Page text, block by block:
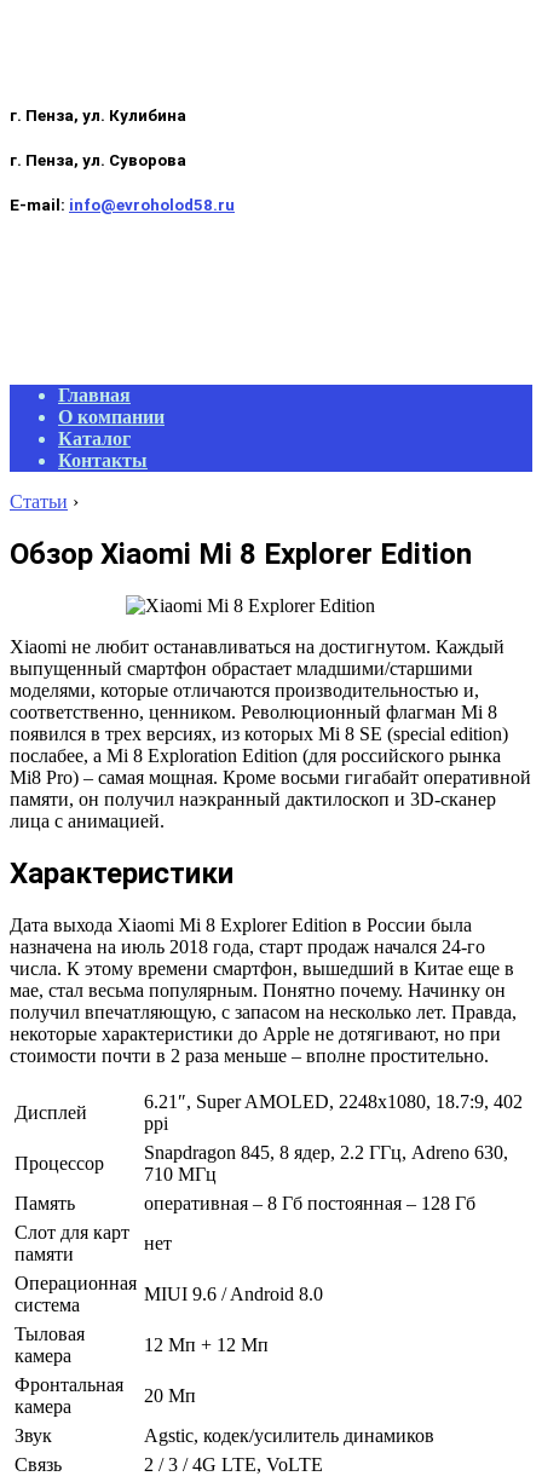
г. Пенза, ул. Кулибина
г. Пенза, ул. Суворова
E-mail: info@evroholod58.ru
Primary
Navigation
Menu
Главная
О компании
Каталог
Контакты
Статьи ›
Обзор Xiaomi Mi 8 Explorer Edition
Xiaomi не любит останавливаться на достигнутом. Каждый
выпущенный смартфон обрастает младшими/старшими
моделями, которые отличаются производительностью и,
соответственно, ценником. Революционный флагман Mi 8
появился в трех версиях, из которых Mi 8 SE (special edition)
послабее, а Mi 8 Exploration Edition (для российского рынка
Mi8 Pro) – самая мощная. Кроме восьми гигабайт оперативной
памяти, он получил наэкранный дактилоскоп и 3D-сканер
лица с анимацией.
Характеристики
Дата выхода Xiaomi Mi 8 Explorer Edition в России была
назначена на июль 2018 года, старт продаж начался 24-го
числа. К этому времени смартфон, вышедший в Китае еще в
мае, стал весьма популярным. Понятно почему. Начинку он
получил впечатляющую, с запасом на несколько лет. Правда,
некоторые характеристики до Apple не дотягивают, но при
стоимости почти в 2 раза меньше – вполне простительно.
Дисплей
6.21″, Super AMOLED, 2248х1080, 18.7:9, 402
ppi
Процессор
Snapdragon 845, 8 ядер, 2.2 ГГц, Adreno 630,
710 МГц
Память
оперативная – 8 Гб постоянная – 128 Гб
Слот для карт
памяти
нет
Операционная
система
MIUI 9.6 / Android 8.0
Тыловая
камера
12 Мп + 12 Мп
Фронтальная
камера
20 Мп
Звук
Agstic, кодек/усилитель динамиков
Связь
2 / 3 / 4G LTE, VoLTE